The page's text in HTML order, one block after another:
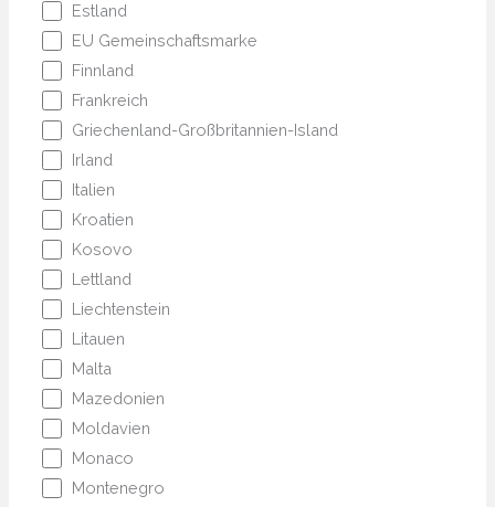
Estland
EU Gemeinschaftsmarke
Finnland
Frankreich
Griechenland-Großbritannien-Island
Irland
Italien
Kroatien
Kosovo
Lettland
Liechtenstein
Litauen
Malta
Mazedonien
Moldavien
Monaco
Montenegro